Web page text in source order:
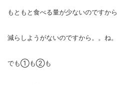
もともと食べる量が少ないのですから
減らしようがないのですから。。ね。
でも①も②も